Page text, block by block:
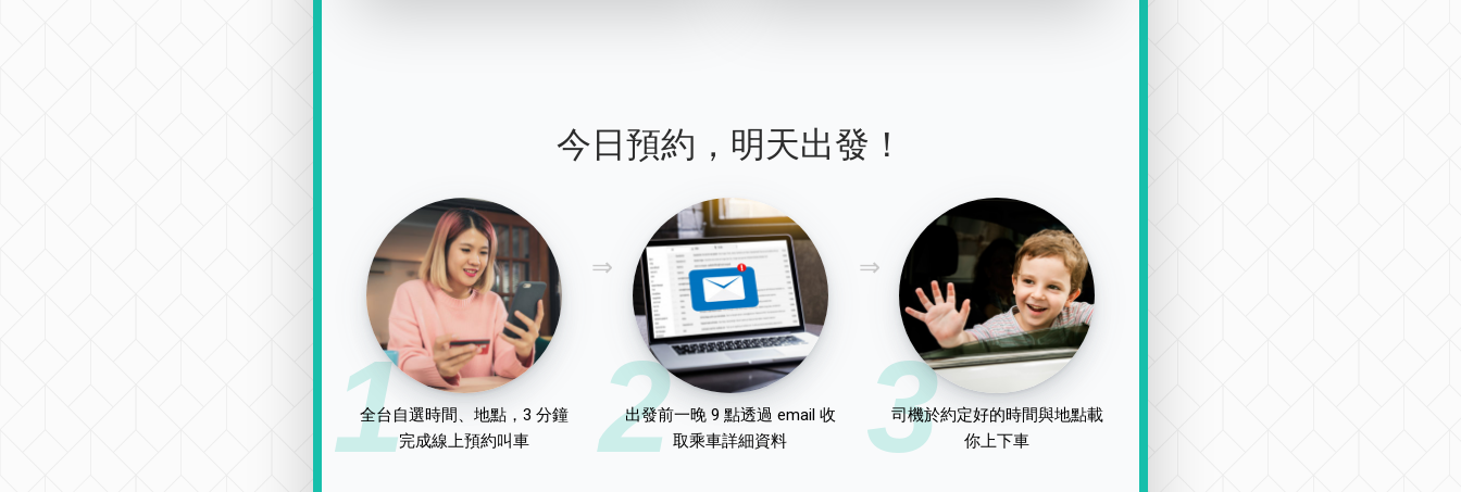
今日預約，明天出發！
1
全台自選時間、地點，3 分鐘
完成線上預約叫車
2
出發前一晚 9 點透過 email 收
取乘車詳細資料
3
司機於約定好的時間與地點載
你上下車